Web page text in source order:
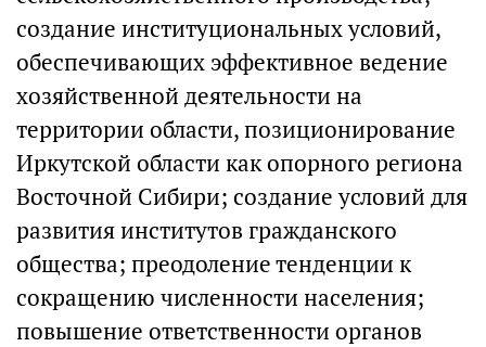
создание институциональных условий,
обеспечивающих эффективное ведение
хозяйственной деятельности на
территории области, позиционирование
Иркутской области как опорного региона
Восточной Сибири; создание условий для
развития институтов гражданского
общества; преодоление тенденции к
сокращению численности населения;
повышение ответственности органов